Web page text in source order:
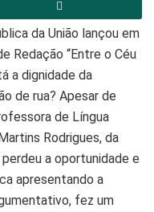
da União lançou em
Redação “Entre o Céu
a dignidade da
de rua? Apesar de
de Língua
Rodrigues, da
perdeu a oportunidade e
apresentando a
fez um